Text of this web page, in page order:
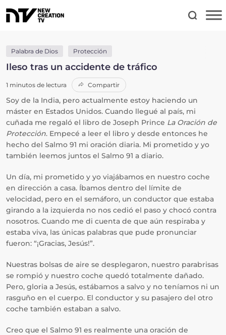
Palabra de Dios Protección
Ileso tras un accidente de tráfico
1 minutos de lectura Compartir
Soy de la India, pero actualmente estoy haciendo un
máster en Estados Unidos. Cuando llegué al país, mi
cuñada me regaló el libro de Joseph Prince La Oración de
Protección. Empecé a leer el libro y desde entonces he
hecho del Salmo 91 mi oración diaria. Mi prometido y yo
también leemos juntos el Salmo 91 a diario.
Un día, mi prometido y yo viajábamos en nuestro coche
en dirección a casa. Íbamos dentro del límite de
velocidad, pero en el semáforo, un conductor que estaba
girando a la izquierda no nos cedió el paso y chocó contra
nosotros. Cuando me di cuenta de que aún respiraba y
estaba viva, las únicas palabras que pude pronunciar
fueron: “¡Gracias, Jesús!”.
Nuestras bolsas de aire se desplegaron, nuestro parabrisas
se rompió y nuestro coche quedó totalmente dañado.
Pero, gloria a Jesús, estábamos a salvo y no teníamos ni un
rasguño en el cuerpo. El conductor y su pasajero del otro
coche también estaban a salvo.
Creo que el Salmo 91 es realmente una oración de